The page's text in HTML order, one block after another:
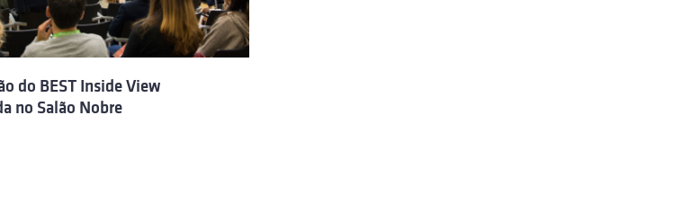
do BEST Inside View
no Salão Nobre